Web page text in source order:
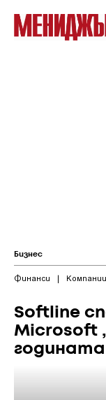
Бизнес
Финанси | Компании
Softline
Microsoft
годината